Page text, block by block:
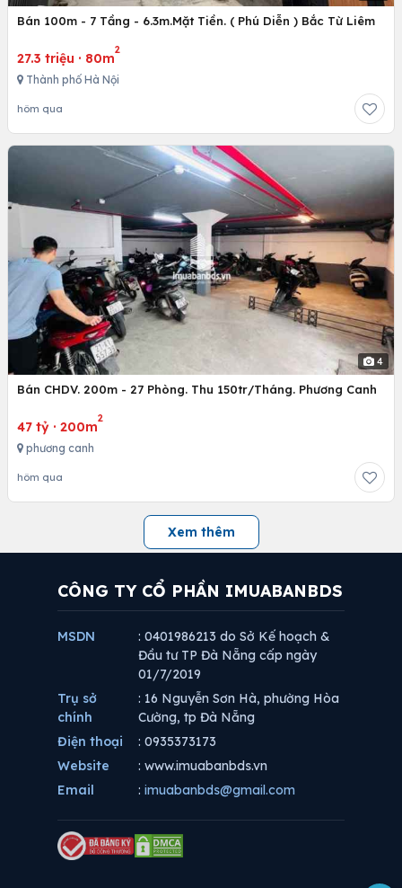
Bán 100m - 7 Tầng - 6.3m.Mặt Tiền. ( Phú Diễn ) Bắc Từ Liêm
27.3 triệu · 80m
2
Thành phố Hà Nội
hôm qua
4
Bán CHDV. 200m - 27 Phòng. Thu 150tr/Tháng. Phương Canh
47 tỷ · 200m
2
phương canh
hôm qua
Xem thêm
CÔNG TY CỔ PHẦN IMUABANBDS
MSDN
: 0401986213 do Sở Kế hoạch &
Đầu tư TP Đà Nẵng cấp ngày
01/7/2019
Trụ sở
chính
: 16 Nguyễn Sơn Hà, phường Hòa
Cường, tp Đà Nẵng
Điện thoại
: 0935373173
Website
: www.imuabanbds.vn
Email
: imuabanbds@gmail.com